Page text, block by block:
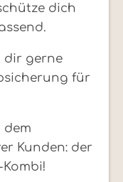
dich
dir gerne
für
dem
Kunden: der